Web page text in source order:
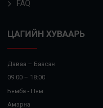
FAQ
ЦАГИЙН ХУВААРЬ
Даваа – Баасан
09:00 – 18:00
Бямба - Ням
Амарна